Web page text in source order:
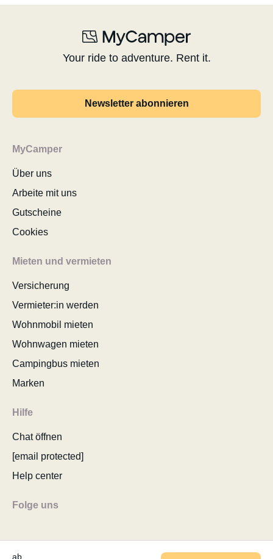
ab
Your ride to adventure. Rent it.
Newsletter abonnieren
MyCamper
Über uns
Arbeite mit uns
Gutscheine
Cookies
Mieten und vermieten
Versicherung
Vermieter:in werden
Wohnmobil mieten
Wohnwagen mieten
Campingbus mieten
Marken
Hilfe
Chat öffnen
[email protected]
Help center
Folge uns